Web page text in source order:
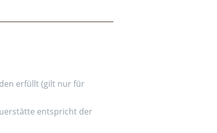
erfüllt (gilt nur für
entspricht der